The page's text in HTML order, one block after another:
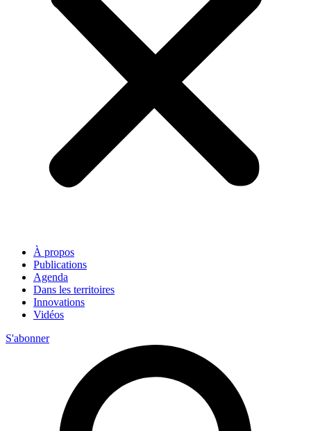
À propos
Publications
Agenda
Dans les territoires
Innovations
Vidéos
S'abonner